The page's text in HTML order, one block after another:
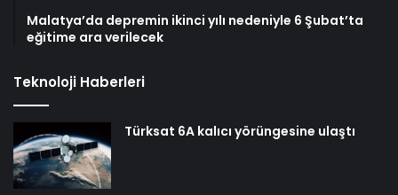
Malatya’da depremin ikinci yılı nedeniyle 6 Şubat’ta
eğitime ara verilecek
Teknoloji Haberleri
Türksat 6A kalıcı yörüngesine ulaştı